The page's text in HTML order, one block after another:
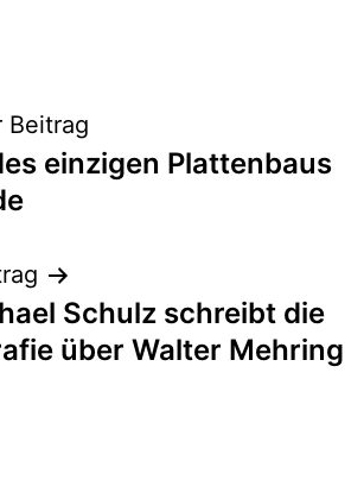
Beitrag
einzigen Plattenbaus
Schulz schreibt die
über Walter Mehring